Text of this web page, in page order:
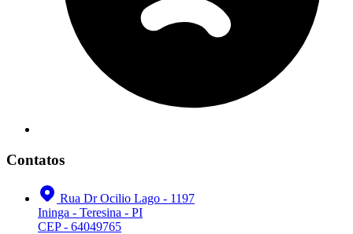
Contatos
Rua Dr Ocilio Lago - 1197
Ininga - Teresina - PI
CEP - 64049765